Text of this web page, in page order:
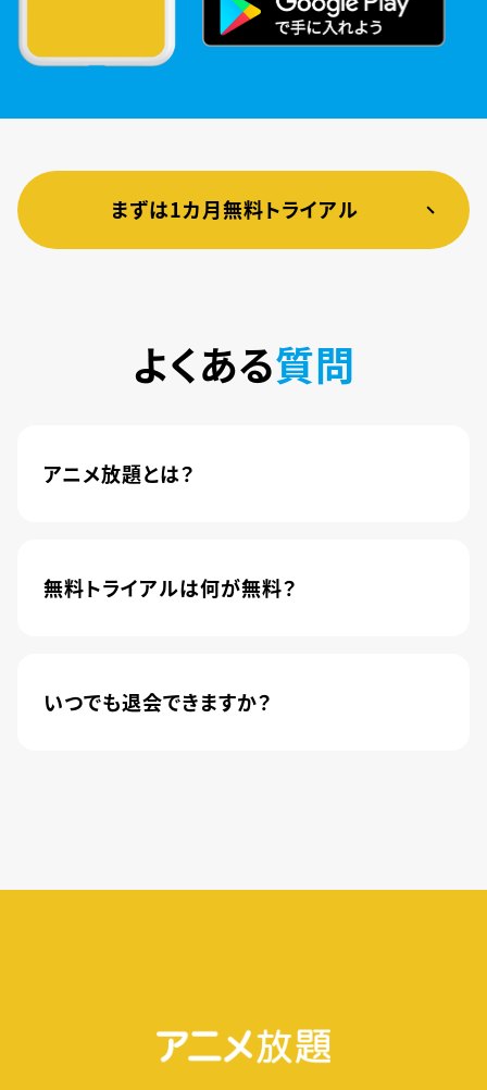
まずは1カ月無料トライアル
よくある質問
アニメ放題とは？
されました。
無料トライアルは何が無料？
いつでも退会できますか？